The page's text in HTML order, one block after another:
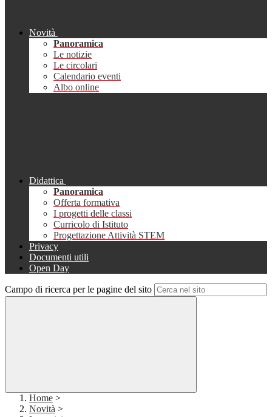
Novità
Panoramica
Le notizie
Le circolari
Calendario eventi
Albo online
Didattica
Panoramica
Offerta formativa
I progetti delle classi
Curricolo di Istituto
Progettazione Attività STEM
Privacy
Documenti utili
Open Day
Campo di ricerca per le pagine del sito
Home >
Novità >